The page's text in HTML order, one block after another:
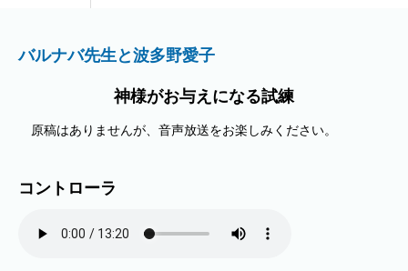
バルナバ先生と波多野愛子
神様がお与えになる試練
原稿はありませんが、音声放送をお楽しみください。
コントローラ